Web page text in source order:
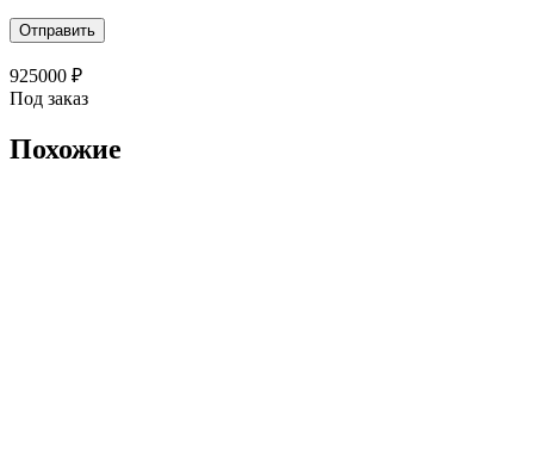
925000 ₽
Под заказ
Похожие